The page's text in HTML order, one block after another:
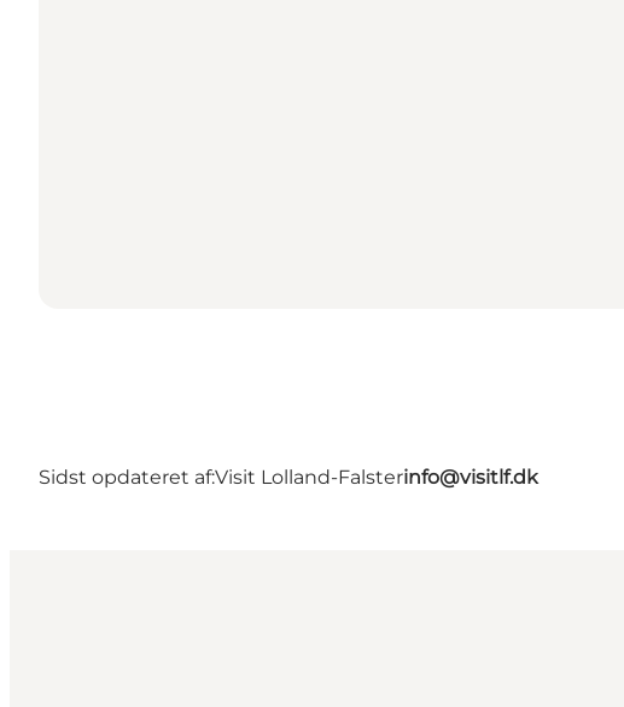
Sidst opdateret af:Visit Lolland-Falsterinfo@visitlf.dk